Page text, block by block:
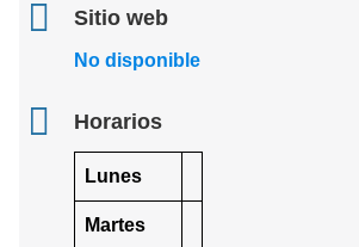
Sitio web
No disponible
Horarios
Lunes
Martes